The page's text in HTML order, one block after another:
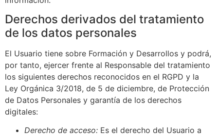
Derechos derivados del tratamiento
de los datos personales
El Usuario tiene sobre Formación y Desarrollos y podrá,
por tanto, ejercer frente al Responsable del tratamiento
los siguientes derechos reconocidos en el RGPD y la
Ley Orgánica 3/2018, de 5 de diciembre, de Protección
de Datos Personales y garantía de los derechos
digitales:
Derecho de acceso: Es el derecho del Usuario a